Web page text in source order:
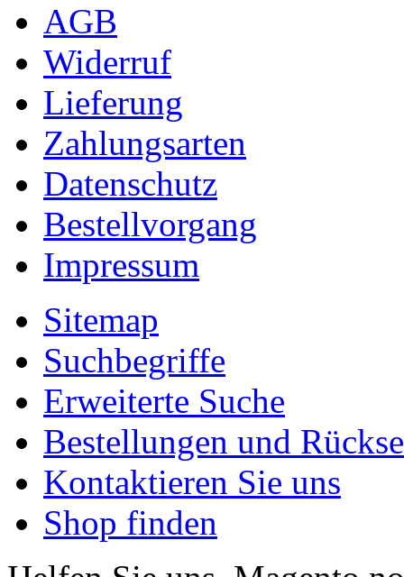
AGB
Widerruf
Lieferung
Zahlungsarten
Datenschutz
Bestellvorgang
Impressum
Sitemap
Suchbegriffe
Erweiterte Suche
Bestellungen und
Kontaktieren Sie uns
Shop finden